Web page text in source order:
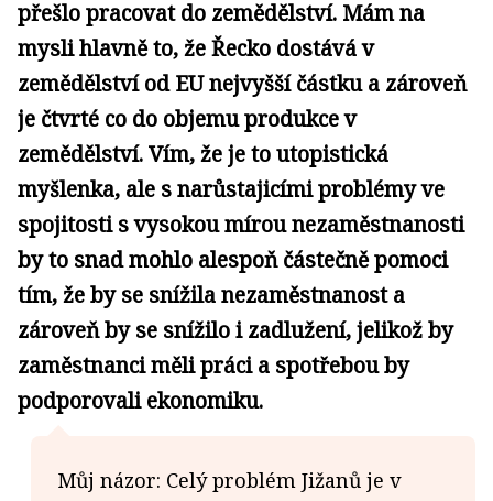
přešlo pracovat do zemědělství. Mám na
mysli hlavně to, že Řecko dostává v
zemědělství od EU nejvyšší částku a zároveň
je čtvrté co do objemu produkce v
zemědělství. Vím, že je to utopistická
myšlenka, ale s narůstajicími problémy ve
spojitosti s vysokou mírou nezaměstnanosti
by to snad mohlo alespoň částečně pomoci
tím, že by se snížila nezaměstnanost a
zároveň by se snížilo i zadlužení, jelikož by
zaměstnanci měli práci a spotřebou by
podporovali ekonomiku.
Můj názor: Celý problém Jižanů je v